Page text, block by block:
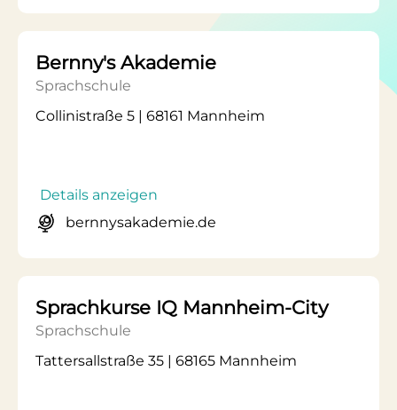
Bernny's Akademie
Sprachschule
Collinistraße 5 | 68161 Mannheim
Details anzeigen
bernnysakademie.de
Sprachkurse IQ Mannheim-City
Sprachschule
Tattersallstraße 35 | 68165 Mannheim